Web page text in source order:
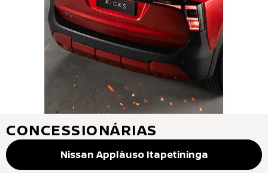
CONCESSIONÁRIAS
Nissan Applàuso Itapetininga